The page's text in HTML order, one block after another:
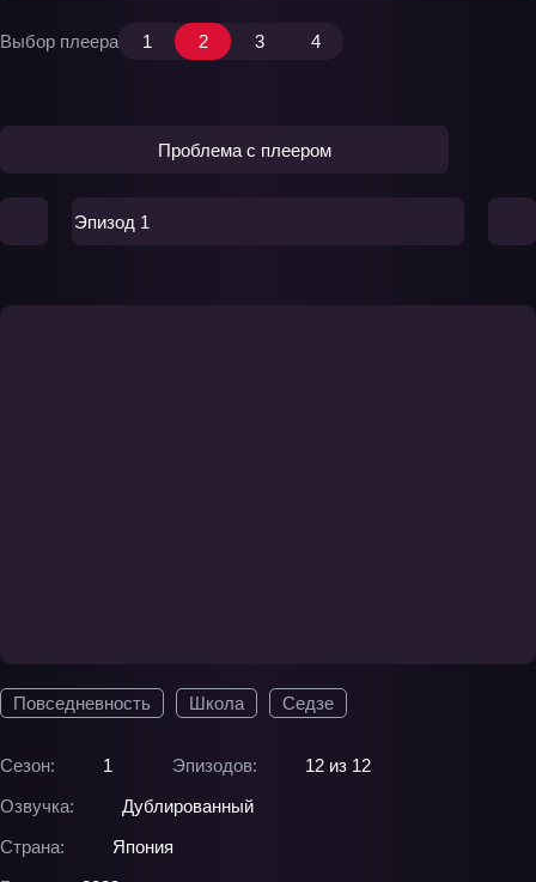
Повседневность Школа Седзе
Сезон: 1 Эпизодов:
12 из 12
Озвучка:
Дублированный
Страна:
Япония
Выбор плеера 1 2 3 4
Проблема с плеером
Эпизод 1